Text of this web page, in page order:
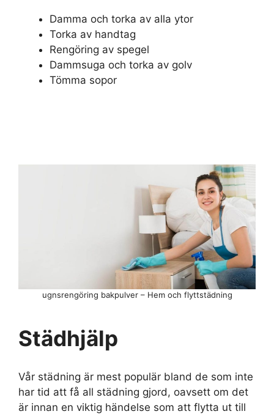
Damma och torka av alla ytor
Torka av handtag
Rengöring av spegel
Dammsuga och torka av golv
Tömma sopor
Städhjälp
Vår städning är mest populär bland de som inte
har tid att få all städning gjord, oavsett om det
är innan en viktig händelse som att flytta ut till
ugnsrengöring bakpulver – Hem och flyttstädning